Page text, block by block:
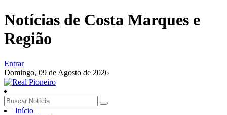
Notícias de Costa Marques e
Região
Entrar
Domingo, 09 de Agosto de 2026
Início